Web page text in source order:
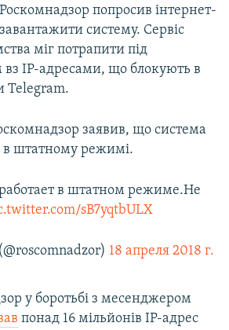
попросив інтернет-
систему. Сервіс
міг потрапити під
IP-адресами, що блокують в
Telegram.
заявив, що система
в штатному режимі.
в штатном режиме.Не
sB7yqtbULX
18 апреля 2018 г.
у боротьбі з месенджером
понад 16 мільйонів IP-адрес